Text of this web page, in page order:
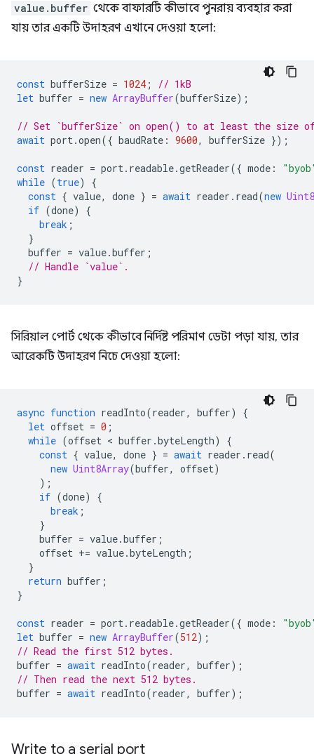
value.buffer থেকে বাফারটি কীভাবে পুনরায় ব্যবহার করা
যায় তার একটি উদাহরণ এখানে দেওয়া হলো:
const bufferSize = 1024 ;
// 1kB
let buffer = new ArrayBuffer(bufferSize);
// Set `bufferSize` on open() to at least the size
await port.open({ baudRate : 9600, bufferSize });
const reader = port. readable.getReader({ mode :
while (true)
{
const { value, done } = await reader . read(new
if (done)
{
break ;
}
buffer = value.buffer ;
// Handle `value`.
}
সিরিয়াল পোর্ট থেকে কীভাবে নির্দিষ্ট পরিমাণ ডেটা পড়া যায়, তার
আরেকটি উদাহরণ নিচে দেওয়া হলো:
async function readInto(reader, buffer)
{
let offset = 0 ;
while (offset < buffer .byteLength)
{
const { value, done } = await reader . read(
new Uint8Array(buffer, offset)
);
if (done)
{
break ;
}
buffer = value.buffer ;
offset += value.byteLength ;
}
return buffer ;
}
const reader = port. readable.getReader({ mode :
let buffer = new ArrayBuffer(512);
// Read the first 512 bytes.
buffer = await readInto(reader, buffer);
// Then read the next 512 bytes.
buffer = await readInto(reader, buffer);
Write to a serial port